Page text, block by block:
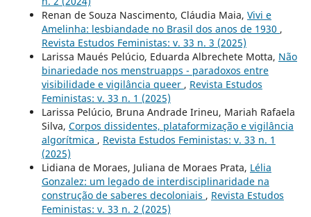
Renan de Souza Nascimento, Cláudia Maia, Vivi e
Amelinha: lesbiandade no Brasil dos anos de 1930 ,
Revista Estudos Feministas: v. 33 n. 3 (2025)
Larissa Maués Pelúcio, Eduarda Albrechete Motta, Não
binariedade nos menstruapps - paradoxos entre
visibilidade e vigilância queer , Revista Estudos
Feministas: v. 33 n. 1 (2025)
Larissa Pelúcio, Bruna Andrade Irineu, Mariah Rafaela
Silva, Corpos dissidentes, plataformização e vigilância
algorítmica , Revista Estudos Feministas: v. 33 n. 1
(2025)
Lidiana de Moraes, Juliana de Moraes Prata, Lélia
Gonzalez: um legado de interdisciplinaridade na
construção de saberes decoloniais , Revista Estudos
Feministas: v. 33 n. 2 (2025)